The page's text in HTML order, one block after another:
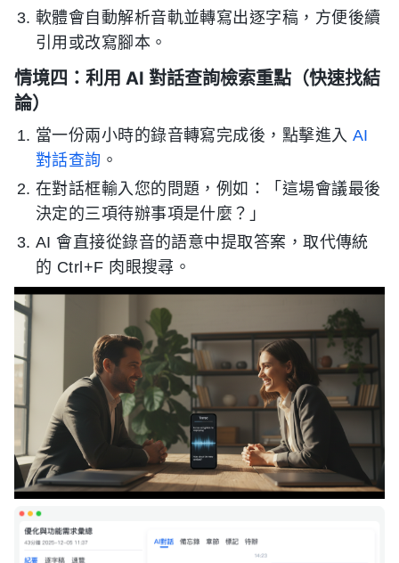
軟體會自動解析音軌並轉寫出逐字稿，方便後續
引用或改寫腳本。
情境四：利用 AI 對話查詢檢索重點（快速找結
論）
當一份兩小時的錄音轉寫完成後，點擊進入AI
對話查詢 。
在對話框輸入您的問題，例如：「這場會議最後
決定的三項待辦事項是什麼？」
AI 會直接從錄音的語意中提取答案，取代傳統
的 Ctrl+F 肉眼搜尋。